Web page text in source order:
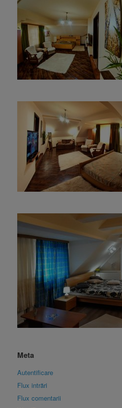
Meta
Autentificare
Flux intrări
Flux comentarii